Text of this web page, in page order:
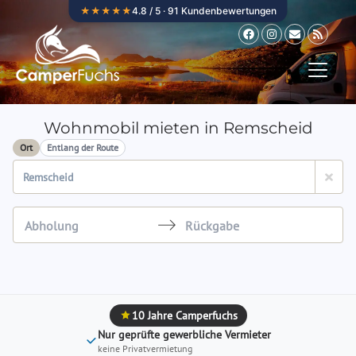
Zum Inhalt springen
Wohnmobil mieten in Remscheid
Ort Entlang der Route
interact
with
the
10 Jahre Camperfuchs
Nur geprüfte gewerbliche Vermieter
keine Privatvermietung
★★★★★4.8 / 5 · 91 Kundenbewertungen